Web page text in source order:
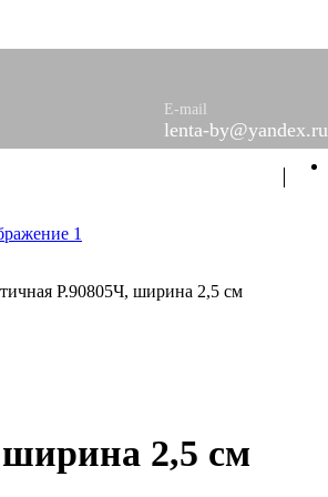
E-mail
lenta-by@yandex.ru
Р.90805Ч, ширина 2,5 см
ширина 2,5 см